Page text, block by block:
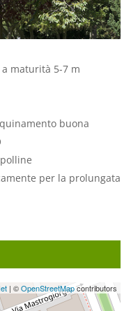
maturità 5-7 m
buona
per la prolungata
| ©OpenStreetMapcontributors